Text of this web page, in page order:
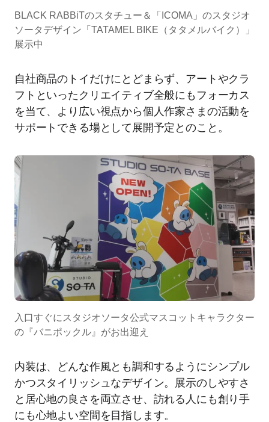
BLACK RABBiTのスタチュー＆「ICOMA」のスタジオ
ソータデザイン「TATAMEL BIKE（タタメルバイク）」
展示中
自社商品のトイだけにとどまらず、アートやクラ
フトといったクリエイティブ全般にもフォーカス
を当て、より広い視点から個人作家さまの活動を
サポートできる場として展開予定とのこと。
入口すぐにスタジオソータ公式マスコットキャラクター
の『バニポックル』がお出迎え
内装は、どんな作風とも調和するようにシンプル
かつスタイリッシュなデザイン。展示のしやすさ
と居心地の良さを両立させ、訪れる人にも創り手
にも心地よい空間を目指します。